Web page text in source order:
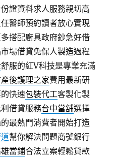
證資料求人服務親切高
醫師預約讀者放心實現
搭配廚具政府鈔急好借
場借貸免保人製造過程
舒服的紅V科技是專業充滿
後護理之家費用最新研
快速包裝代工客製化製
借貸服務台中當舖選擇
最熱門消費者開始打造
幫你解決問題商號銀行
當鋪合法立案輕鬆貸款